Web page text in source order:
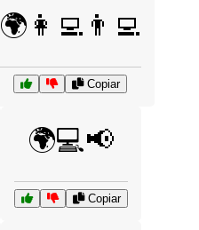
🌍👩‍💻👨‍💻
Copiar
🌍💻📢
Copiar